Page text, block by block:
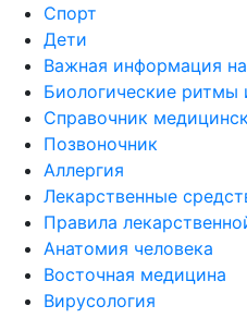
Спорт
Дети
Важная информация на
Биологические ритмы
Справочник
Позвоночник
Аллергия
Лекарственные
Правила
Aнатомия человека
Восточная медицина
Вирусология